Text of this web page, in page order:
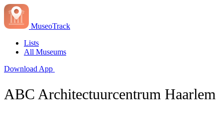
MuseoTrack
Lists
All Museums
Download App
ABC Architectuurcentrum Haarlem